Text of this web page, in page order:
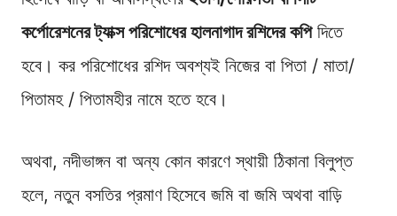
কর্পোরেশনের ট্যাক্স পরিশোধের হালনাগাদ রশিদের কপিদিতে
হবে। কর পরিশোধের রশিদ অবশ্যই নিজের বা পিতা / মাতা/
পিতামহ / পিতামহীর নামে হতে হবে।
অথবা, নদীভাঙ্গন বা অন্য কোন কারণে স্থায়ী ঠিকানা বিলুপ্ত
হলে, নতুন বসতির প্রমাণ হিসেবে জমি বা জমি অথবা বাড়ি